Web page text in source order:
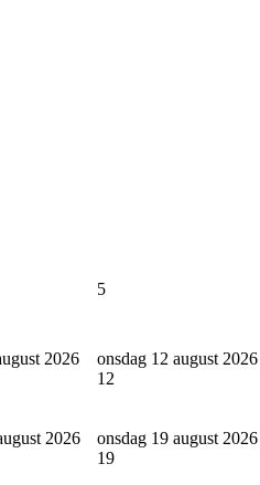
5
2026
onsdag 12 august 2026
12
2026
onsdag 19 august 2026
19